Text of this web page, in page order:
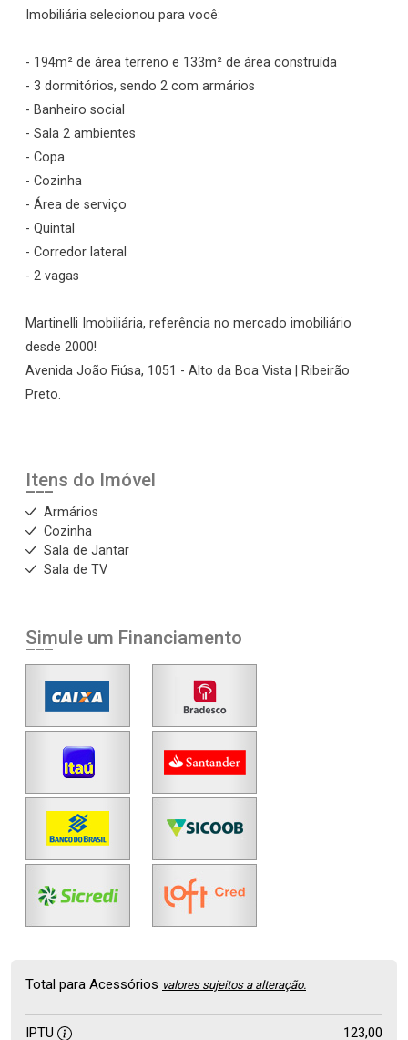
Imobiliária selecionou para você:
- 194m² de área terreno e 133m² de área construída
- 3 dormitórios, sendo 2 com armários
- Banheiro social
- Sala 2 ambientes
- Copa
- Cozinha
- Área de serviço
- Quintal
- Corredor lateral
- 2 vagas
Martinelli Imobiliária, referência no mercado imobiliário
desde 2000!
Avenida João Fiúsa, 1051 - Alto da Boa Vista | Ribeirão
Preto.
Itens do Imóvel
Armários
Cozinha
Sala de Jantar
Sala de TV
Simule um Financiamento
Total para Acessórios valores sujeitos a alteração.
IPTU 123,00